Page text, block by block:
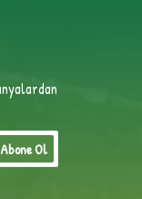
Abone Ol